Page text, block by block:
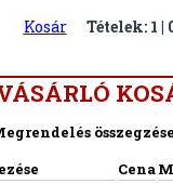
Kosár Tételek: 1 |
összegzése
Cena